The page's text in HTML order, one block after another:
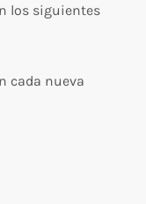
los siguientes
cada nueva